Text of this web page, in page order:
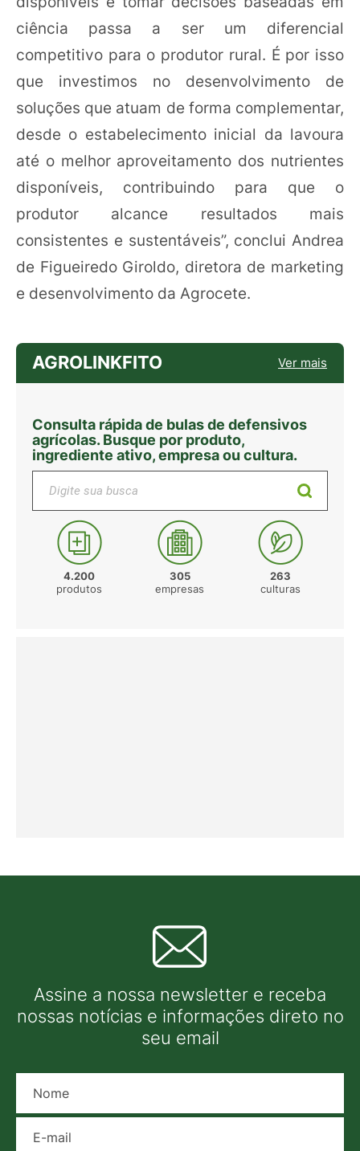
ciência passa a ser um diferencial
competitivo para o produtor rural. É por isso
que investimos no desenvolvimento de
soluções que atuam de forma complementar,
desde o estabelecimento inicial da lavoura
até o melhor aproveitamento dos nutrientes
disponíveis, contribuindo para que o
produtor alcance resultados mais
consistentes e sustentáveis”, conclui Andrea
de Figueiredo Giroldo, diretora de marketing
e desenvolvimento da Agrocete.
AGROLINKFITO Ver mais
Consulta rápida de bulas de defensivos
agrícolas. Busque por produto,
ingrediente ativo, empresa ou cultura.
4.200
produtos
305
empresas
263
culturas
Assine a nossa newsletter e receba
nossas notícias e informações direto no
seu email